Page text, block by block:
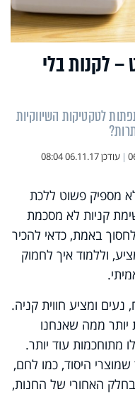
לקנות בלי
לטקטיקות השיווקיות
| עודכן06.11.17 08:04
מספיק פשוט ללכת
קניות לא מסכמת
באמת, כדאי להכיר
וללמוד איך לחמוק
נעים ומציע חווית קניה.
יותר ממה שאנחנו
מתוחכמות עוד יותר.
היסוד, כמו לחם,
האחורי של החנות,